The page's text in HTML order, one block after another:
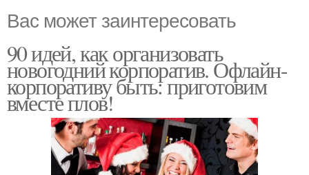
Вас может заинтересовать
90 идей, как организовать
новогодний корпоратив. Офлайн-
корпоративу быть: приготовим
вместе плов!